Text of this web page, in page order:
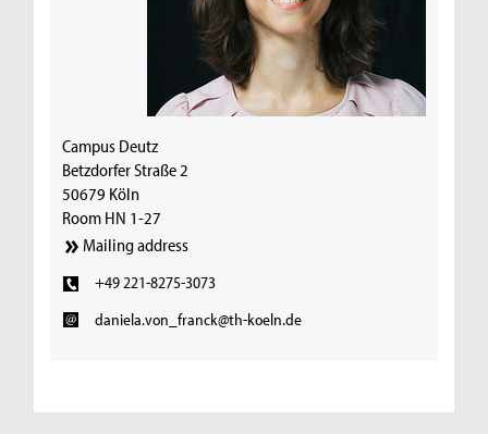
Campus Deutz
Betzdorfer Straße 2
50679 Köln
Room HN 1-27
Mailing address
+49 221-8275-3073
daniela.von_franck@th-koeln.de